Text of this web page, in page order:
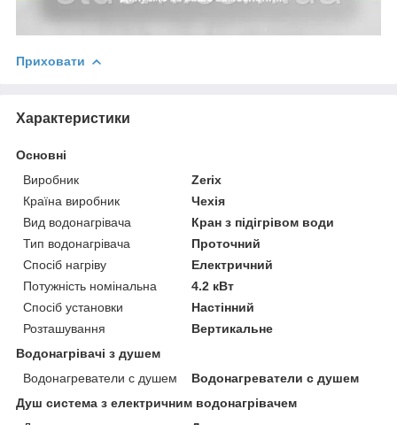
Приховати
Характеристики
Основні
Виробник
Zerix
Країна виробник
Чехія
Вид водонагрівача
Кран з підігрівом води
Тип водонагрівача
Проточний
Спосіб нагріву
Електричний
Потужність номінальна
4.2 кВт
Спосіб установки
Настінний
Розташування
Вертикальне
Водонагрівачі з душем
Водонагреватели с душем
Водонагреватели с душем
Душ система з електричним водонагрівачем